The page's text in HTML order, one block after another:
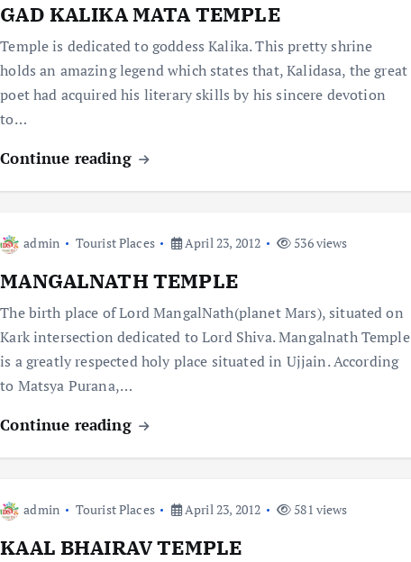
GAD KALIKA MATA TEMPLE
Temple is dedicated to goddess Kalika. This pretty shrine
holds an amazing legend which states that, Kalidasa, the great
poet had acquired his literary skills by his sincere devotion
to…
Continue reading
admin Tourist Places April 23, 2012 536 views
MANGALNATH TEMPLE
The birth place of Lord MangalNath(planet Mars), situated on
Kark intersection dedicated to Lord Shiva. Mangalnath Temple
is a greatly respected holy place situated in Ujjain. According
to Matsya Purana,…
Continue reading
admin Tourist Places April 23, 2012 581 views
KAAL BHAIRAV TEMPLE